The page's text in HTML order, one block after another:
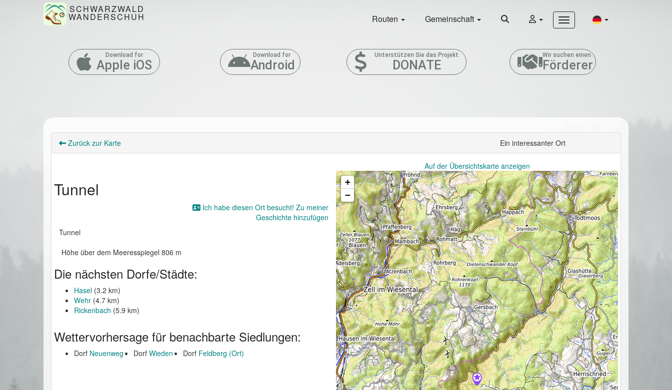
SCHWARZWALD
WANDERSCHUH Routen Gemeinschaft
Download for
Apple iOS
Download for
Android
Unterstützen Sie das Projekt
DONATE
Wir suchen einen
Förderer
Zurück zur Karte Ein interessanter Ort
Auf der Übersichtskarte anzeigen
Tunnel
Ich habe diesen Ort besucht! Zu meiner
Geschichte hinzufügen
Tunnel
Höhe über dem Meeresspiegel 806 m
Die nächsten Dorfe/Städte:
Hasel (3.2 km)
Wehr (4.7 km)
Rickenbach (5.9 km)
Wettervorhersage für benachbarte Siedlungen:
Dorf Neuenweg Dorf Wieden Dorf Feldberg (Ort)
+
−